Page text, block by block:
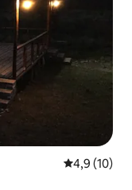
4,9 de uma
4,9 (10)